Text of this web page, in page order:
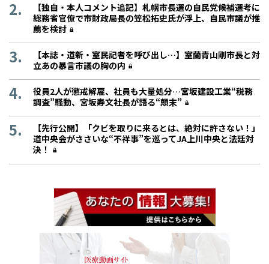
【独自・本人コメント追記】札幌市長選の自民党候補選考に
総務省官僚で市財政局長の笠松拓史氏が浮上、自民市議が推
薦を検討
【本誌・道新・室民記者を呼び出し…】室蘭青山剛市長と対
立あの暴言市議の胸の内
役員2人が懲戒解雇、社員も大量処分…宮坂建設工業“税務
調査”騒動、宮坂寿文社長が語る“顛末”
【先行公開】「クビを取りに来るとは、絶対に許さない！」
道中央会がささいな“不祥事”を巡ってJA上川中央と法廷対
決！